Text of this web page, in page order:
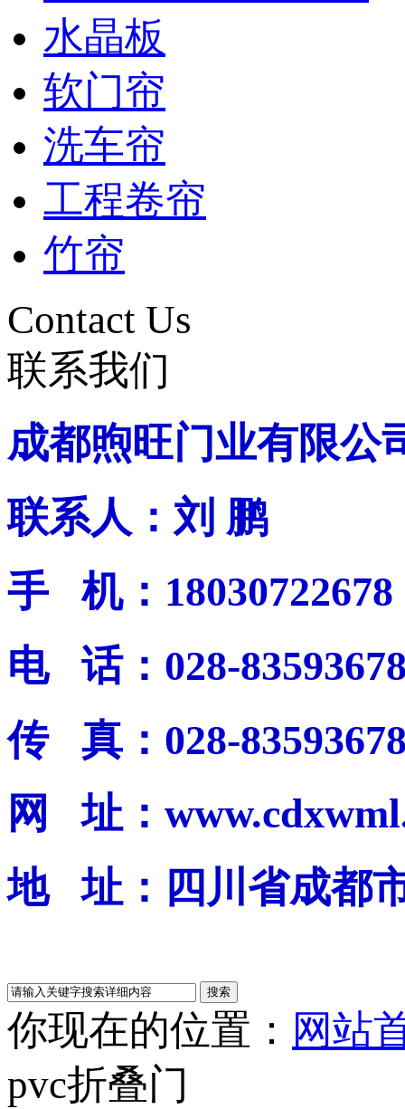
水晶板
软门帘
洗车帘
工程卷帘
竹帘
Contact Us
联系我们
成都煦旺门业有限公
联系人：刘 鹏
手 机：18030722678
电 话：028-
传 真：028-
网 址：
地 址：四川省成都
你现在的位置： 网站
pvc折叠门